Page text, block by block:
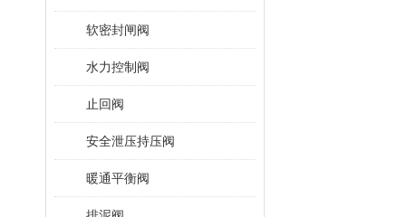
软密封闸阀
水力控制阀
止回阀
安全泄压持压阀
暖通平衡阀